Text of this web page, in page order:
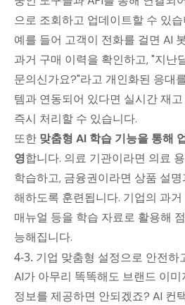
으로 조회하고 업데이트할 수 있습
예를 들어 고객이 전화를 걸면 AI
과거 구매 이력을 확인하고, "지난
문의신가요?"라고 개인화된 응대
템과 연동되어 있다면 실시간 재
즉시 처리할 수 있습니다.
또한 맞춤형 AI 학습 기능을 통해
영합니다. 의료 기관이라면 의료
학습하고, 금융권이라면 상품 설
해하도록 훈련됩니다. 기업의 과거
매뉴얼 등을 학습 자료로 활용해
능해집니다.
4-3. 기업 맞춤형 설정으로 안전하
AI가 아무리 똑똑해도 브랜드 이
정보를 제공하면 안되겠죠? AI 컨